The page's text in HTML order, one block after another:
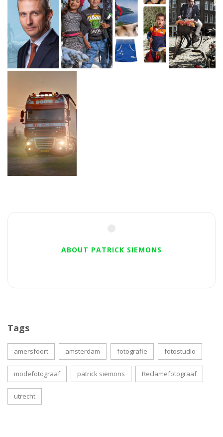
ABOUT PATRICK SIEMONS
Tags
amersfoort amsterdam fotografie fotostudio
modefotograaf patrick siemons Reclamefotograaf
utrecht